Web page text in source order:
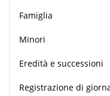
Famiglia
Minori
Eredità e successioni
Registrazione di